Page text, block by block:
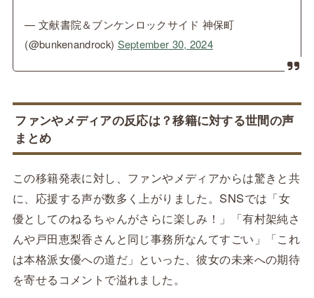
— 文献書院＆ブンケンロックサイド 神保町
(@bunkenandrock) September 30, 2024
ファンやメディアの反応は？移籍に対する世間の声
まとめ
この移籍発表に対し、ファンやメディアからは驚きと共
に、応援する声が数多く上がりました。SNSでは「女
優としてのねるちゃんがさらに楽しみ！」「有村架純さ
んや戸田恵梨香さんと同じ事務所なんてすごい」「これ
は本格派女優への道だ」といった、彼女の未来への期待
を寄せるコメントで溢れました。